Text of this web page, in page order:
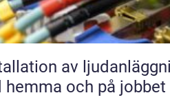
av
hemma och på jobbet